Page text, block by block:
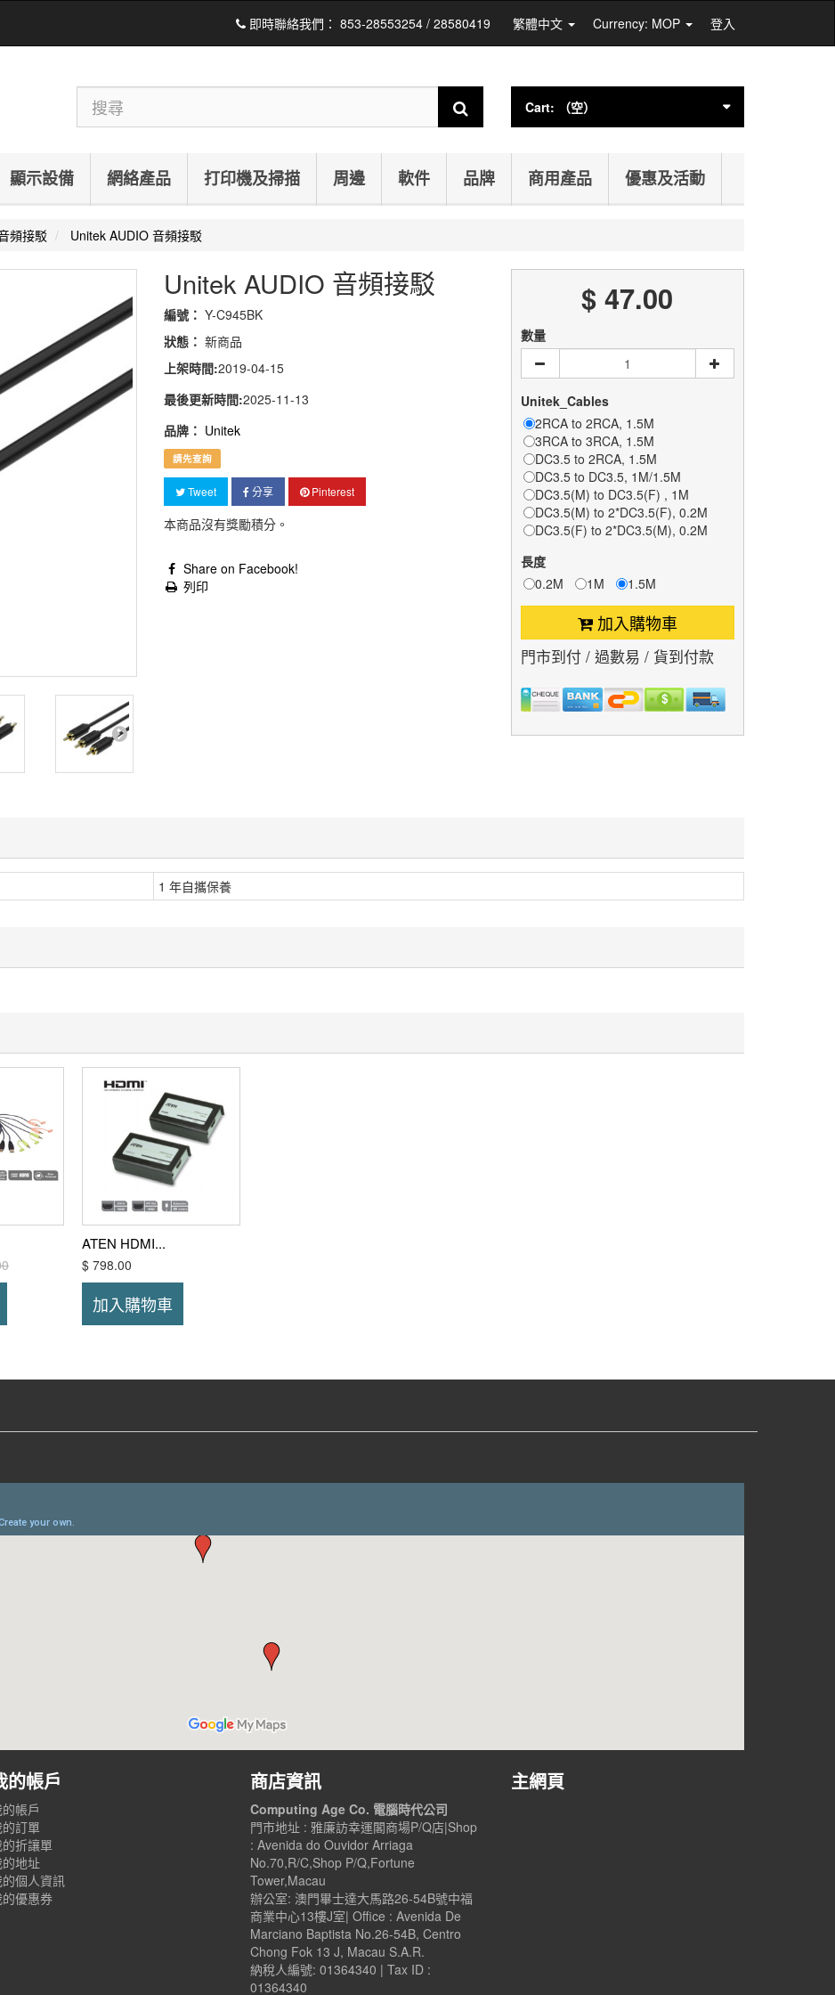
即時聯絡我們： 853-28553254 / 28580419 繁體中文 Currency: MOP 登入
Cart: （空）
顯示設備 網絡產品 打印機及掃描 周邊 軟件 品牌 商用產品 優惠及活動
頻接駁 Unitek AUDIO 音頻接駁
Unitek AUDIO 音頻接駁
編號： Y-C945BK
狀態： 新商品
上架時間:2019-04-15
最後更新時間:2025-11-13
品牌： Unitek
請先查詢
Tweet 分享 Pinterest
本商品沒有獎勵積分。
Share on Facebook!
列印
$ 47.00
數量
Unitek_Cables
2RCA to 2RCA, 1.5M
3RCA to 3RCA, 1.5M
DC3.5 to 2RCA, 1.5M
DC3.5 to DC3.5, 1M/1.5M
DC3.5(M) to DC3.5(F) , 1M
DC3.5(M) to 2*DC3.5(F), 0.2M
DC3.5(F) to 2*DC3.5(M), 0.2M
長度
0.2M
1M 1.5M
加入購物車
門市到付 / 過數易 / 貨到付款
1 年自攜保養
ATEN HDMI...
$ 798.00
加入購物車
的帳戶
帳戶
訂單
折讓單
地址
個人資訊
優惠券
商店資訊
Computing Age Co. 電腦時代公司
門市地址 : 雅廉訪幸運閣商場P/Q店|Shop
: Avenida do Ouvidor Arriaga
No.70,R/C,Shop P/Q,Fortune
Tower,Macau
辦公室: 澳門畢士達大馬路26-54B號中福
商業中心13樓J室| Office : Avenida De
Marciano Baptista No.26-54B, Centro
Chong Fok 13 J, Macau S.A.R.
納稅人編號: 01364340 | Tax ID :
01364340
主網頁